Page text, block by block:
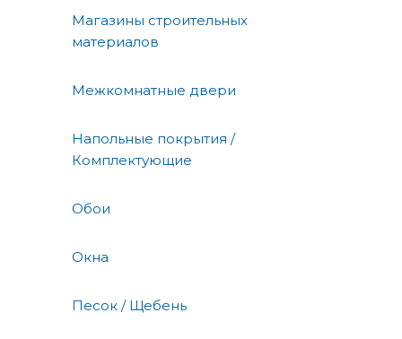
Магазины строительных
материалов
Межкомнатные двери
Напольные покрытия /
Комплектующие
Обои
Окна
Песок / Щебень